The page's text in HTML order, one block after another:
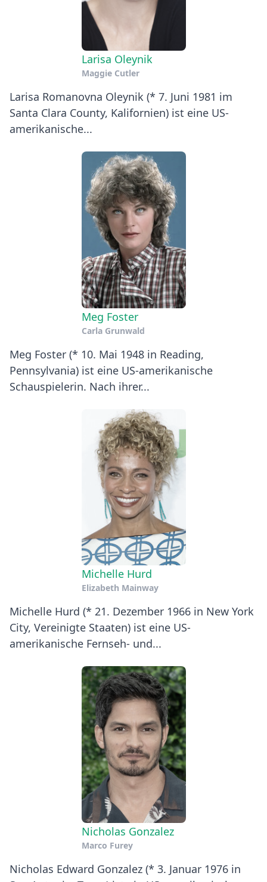
Larisa Oleynik
Maggie Cutler
Larisa Romanovna Oleynik (* 7. Juni 1981 im
Santa Clara County, Kalifornien) ist eine US-
amerikanische...
Meg Foster
Carla Grunwald
Meg Foster (* 10. Mai 1948 in Reading,
Pennsylvania) ist eine US-amerikanische
Schauspielerin. Nach ihrer...
Michelle Hurd
Elizabeth Mainway
Michelle Hurd (* 21. Dezember 1966 in New York
City, Vereinigte Staaten) ist eine US-
amerikanische Fernseh- und...
Nicholas Gonzalez
Marco Furey
Nicholas Edward Gonzalez (* 3. Januar 1976 in